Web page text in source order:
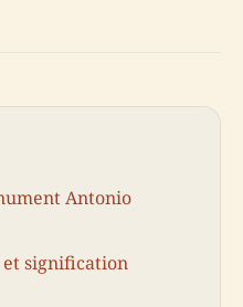
Antonio
signification